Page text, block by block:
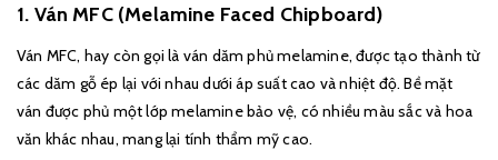
1. Ván MFC (Melamine Faced Chipboard)
Ván MFC, hay còn gọi là ván dăm phủ melamine, được tạo thành từ
các dăm gỗ ép lại với nhau dưới áp suất cao và nhiệt độ. Bề mặt
ván được phủ một lớp melamine bảo vệ, có nhiều màu sắc và hoa
văn khác nhau, mang lại tính thẩm mỹ cao.